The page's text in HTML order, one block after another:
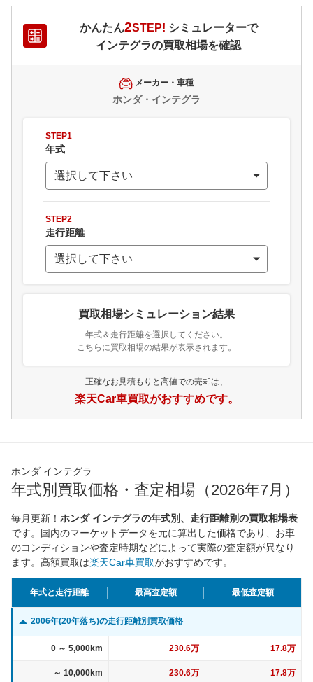
かんたん2STEP! シミュレーターで
インテグラの買取相場を確認
メーカー・車種
ホンダ・インテグラ
STEP1
年式
STEP2
走行距離
買取相場シミュレーション結果
年式＆走行距離を選択してください。
こちらに買取相場の結果が表示されます。
正確なお見積もりと高値での売却は、
楽天Car車買取がおすすめです。
ホンダ インテグラ
年式別買取価格・査定相場（2026年7月）
毎月更新！ ホンダ インテグラの年式別、走行距離別の買取相場表
です。国内のマーケットデータを元に算出した価格であり、お車
のコンディションや査定時期などによって実際の査定額が異なり
ます。高額買取は楽天Car車買取がおすすめです。
年式と走行距離 最高査定額 最低査定額
2006年(20年落ち)の走行距離別買取価格
0 ～ 5,000km 230.6万 17.8万
～ 10,000km 230.6万 17.8万